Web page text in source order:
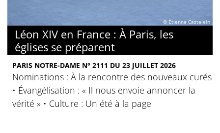
© Étienne Castelein
Léon XIV en France : À Paris, les
églises se préparent
PARIS NOTRE-DAME N° 2111 DU 23 JUILLET 2026
Nominations : À la rencontre des nouveaux curés
• Évangélisation : « Il nous envoie annoncer la
vérité » • Culture : Un été à la page